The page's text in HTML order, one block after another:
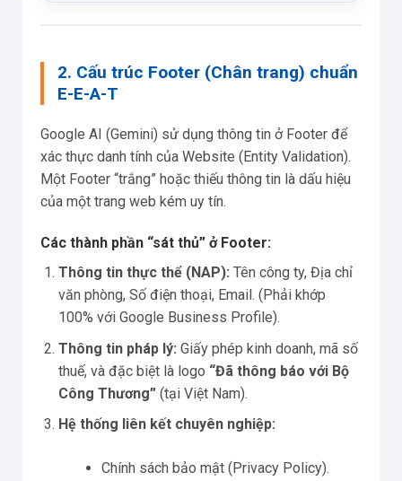
2. Cấu trúc Footer (Chân trang) chuẩn
E-E-A-T
Google AI (Gemini) sử dụng thông tin ở Footer để
xác thực danh tính của Website (Entity Validation).
Một Footer “trắng” hoặc thiếu thông tin là dấu hiệu
của một trang web kém uy tín.
Các thành phần “sát thủ” ở Footer:
Thông tin thực thể (NAP): Tên công ty, Địa chỉ
văn phòng, Số điện thoại, Email. (Phải khớp
100% với Google Business Profile).
Thông tin pháp lý: Giấy phép kinh doanh, mã số
thuế, và đặc biệt là logo “Đã thông báo với Bộ
Công Thương” (tại Việt Nam).
Hệ thống liên kết chuyên nghiệp:
Chính sách bảo mật (Privacy Policy).